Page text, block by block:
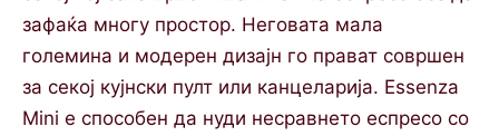
зафаќа многу простор. Неговата мала
големина и модерен дизајн го прават совршен
за секој кујнски пулт или канцеларија. Essenza
Mini е способен да нуди несравнето еспресо со